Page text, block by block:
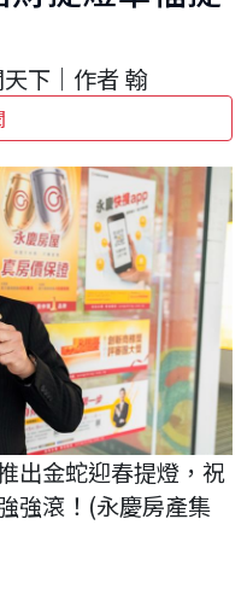
下｜作者 翰
出金蛇迎春提燈，祝
強滾！(永慶房產集